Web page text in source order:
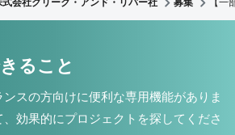
式会社クリーク・アンド・リバー社 募集 【
ること
スの方向けに便利な専用機能がありま
効果的にプロジェクトを探してくださ